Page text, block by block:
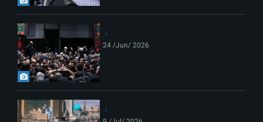
24 /Jun/ 2026